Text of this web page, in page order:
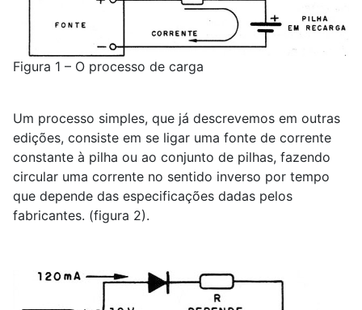
Figura 1 – O processo de carga
Um processo simples, que já descrevemos em outras
edições, consiste em se ligar uma fonte de corrente
constante à pilha ou ao conjunto de pilhas, fazendo
circular uma corrente no sentido inverso por tempo
que depende das especificações dadas pelos
fabricantes. (figura 2).